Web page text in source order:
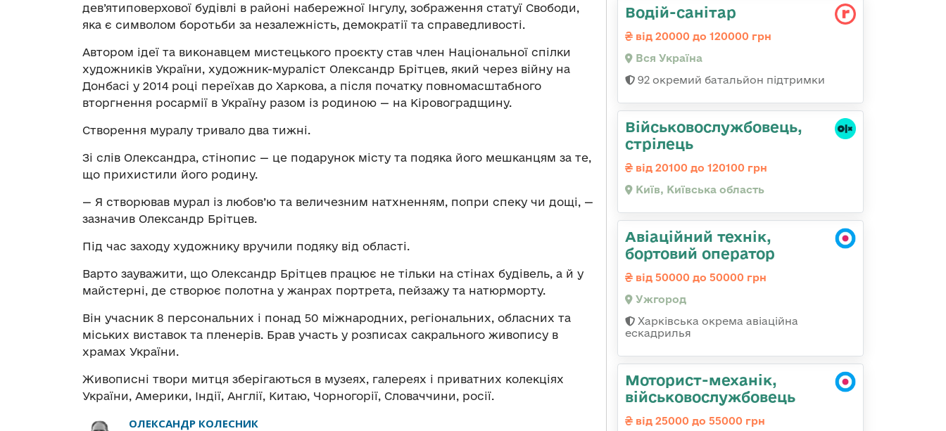
дев’ятиповерхової будівлі в районі набережної Інгулу, зображення статуї Свободи,
яка є символом боротьби за незалежність, демократії та справедливості.
Автором ідеї та виконавцем мистецького проєкту став член Національної спілки
художників України, художник-мураліст Олександр Брітцев, який через війну на
Донбасі у 2014 році переїхав до Харкова, а після початку повномасштабного
вторгнення росармії в Україну разом із родиною — на Кіровоградщину.
Створення муралу тривало два тижні.
Зі слів Олександра, стінопис — це подарунок місту та подяка його мешканцям за те,
що прихистили його родину.
— Я створював мурал із любов’ю та величезним натхненням, попри спеку чи дощі, —
зазначив Олександр Брітцев.
Під час заходу художнику вручили подяку від області.
Варто зауважити, що Олександр Брітцев працює не тільки на стінах будівель, а й у
майстерні, де створює полотна у жанрах портрета, пейзажу та натюрморту.
Він учасник 8 персональних і понад 50 міжнародних, регіональних, обласних та
міських виставок та пленерів. Брав участь у розписах сакрального живопису в
храмах України.
Живописні твори митця зберігаються в музеях, галереях і приватних колекціях
України, Америки, Індії, Англії, Китаю, Чорногорії, Словаччини, росії.
ОЛЕКСАНДР КОЛЕСНИК
Водій-санітар
від 20000 до 120000 грн
Вся Україна
92 окремий батальйон підтримки
Військовослужбовець,
стрілець
від 20100 до 120100 грн
Київ, Київська область
Авіаційний технік,
бортовий оператор
від 50000 до 50000 грн
Ужгород
Харківська окрема авіаційна
ескадрилья
Моторист-механік,
військовослужбовець
від 25000 до 55000 грн